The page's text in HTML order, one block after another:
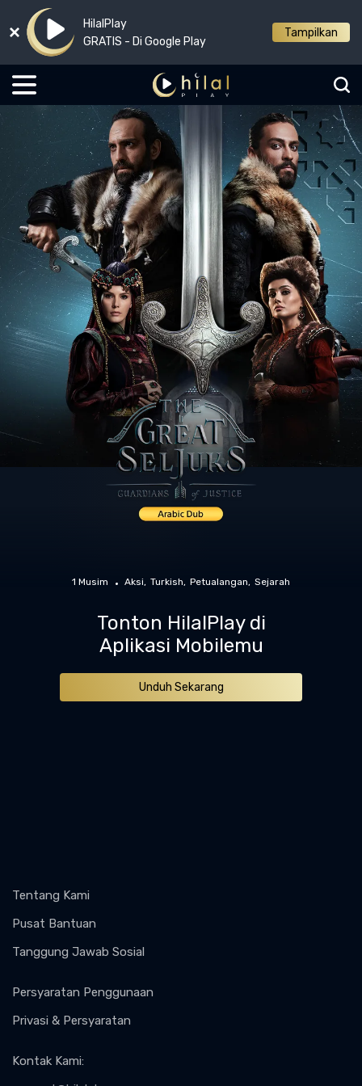
HilalPlay
GRATIS - Di Google Play
Tampilkan
1 Musim Aksi Turkish Petualangan Sejarah
Tonton HilalPlay di
Aplikasi Mobilemu
Unduh Sekarang
Tentang Kami
Pusat Bantuan
Tanggung Jawab Sosial
Persyaratan Penggunaan
Privasi & Persyaratan
Kontak Kami: